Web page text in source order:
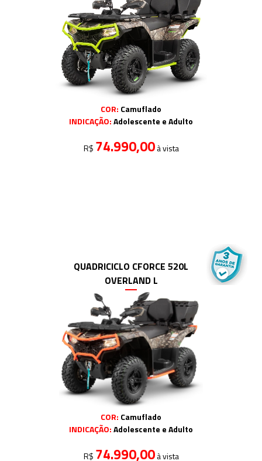
COR: Camuflado
INDICAÇÃO:Adolescente e Adulto
R$ 74.990,00à vista
QUADRICICLO CFORCE 520L
OVERLAND L
COR: Camuflado
INDICAÇÃO:Adolescente e Adulto
R$ 74.990,00à vista